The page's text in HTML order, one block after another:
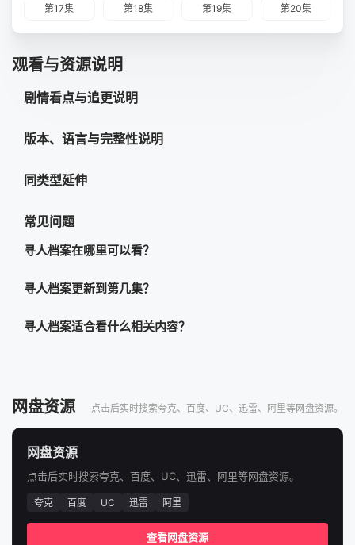
第17集 第18集 第19集 第20集
观看与资源说明
剧情看点与追更说明
版本、语言与完整性说明
同类型延伸
常见问题
寻人档案在哪里可以看？
寻人档案更新到第几集？
寻人档案适合看什么相关内容？
网盘资源 点击后实时搜索夸克、百度、UC、迅雷、阿里等网盘资源。
网盘资源
点击后实时搜索夸克、百度、UC、迅雷、阿里等网盘资源。
夸克 百度 UC 迅雷 阿里
查看网盘资源